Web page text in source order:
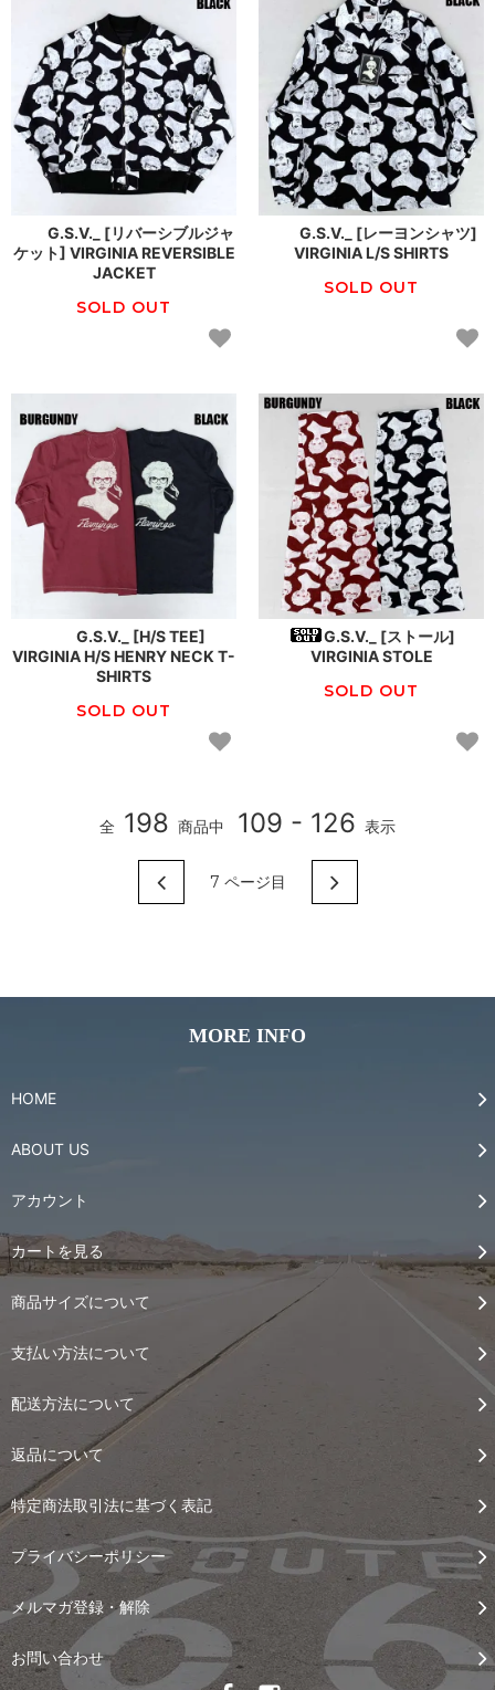
G.S.V._ [リバーシブルジャ
ケット] VIRGINIA REVERSIBLE
JACKET
SOLD OUT
G.S.V._ [レーヨンシャツ]
VIRGINIA L/S SHIRTS
SOLD OUT
G.S.V._ [H/S TEE]
VIRGINIA H/S HENRY NECK T-
SHIRTS
SOLD OUT
G.S.V._ [ストール]
VIRGINIA STOLE
SOLD OUT
全 198 商品中 109 - 126 表示
7 ページ目
MORE INFO
HOME
ABOUT US
アカウント
カートを見る
商品サイズについて
支払い方法について
配送方法について
返品について
特定商法取引法に基づく表記
プライバシーポリシー
メルマガ登録・解除
お問い合わせ